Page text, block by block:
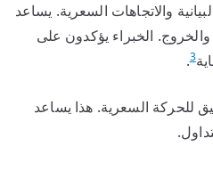
والاتجاهات السعرية. يساعد
الخبراء يؤكدون على
3
.
للحركة السعرية. هذا يساعد